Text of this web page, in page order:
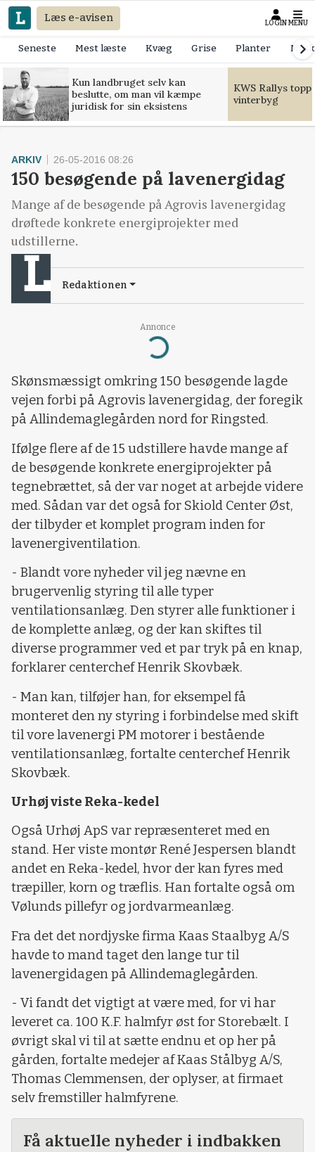
Læs e-avisen LOGIN MENU
Seneste Mest læste Kvæg Grise Planter
Kun landbruget selv kan
beslutte, om man vil kæmpe
juridisk for sin eksistens
KWS Rallys
vinterbyg
Annonce
Loading...
ARKIV 26-05-2016 08:26
150 besøgende på lavenergidag
Mange af de besøgende på Agrovis lavenergidag
drøftede konkrete energiprojekter med
udstillerne.
Redaktionen
Skønsmæssigt omkring 150 besøgende lagde
vejen forbi på Agrovis lavenergidag, der foregik
på Allindemaglegården nord for Ringsted.
Ifølge flere af de 15 udstillere havde mange af
de besøgende konkrete energiprojekter på
tegnebrættet, så der var noget at arbejde videre
med. Sådan var det også for Skiold Center Øst,
der tilbyder et komplet program inden for
lavenergiventilation.
- Blandt vore nyheder vil jeg nævne en
brugervenlig styring til alle typer
ventilationsanlæg. Den styrer alle funktioner i
de komplette anlæg, og der kan skiftes til
diverse programmer ved et par tryk på en knap,
forklarer centerchef Henrik Skovbæk.
- Man kan, tilføjer han, for eksempel få
monteret den ny styring i forbindelse med skift
til vore lavenergi PM motorer i bestående
ventilationsanlæg, fortalte centerchef Henrik
Skovbæk.
Urhøj viste Reka-kedel
Også Urhøj ApS var repræsenteret med en
stand. Her viste montør René Jespersen blandt
andet en Reka-kedel, hvor der kan fyres med
træpiller, korn og træflis. Han fortalte også om
Vølunds pillefyr og jordvarmeanlæg.
Fra det det nordjyske firma Kaas Staalbyg A/S
havde to mand taget den lange tur til
lavenergidagen på Allindemaglegården.
- Vi fandt det vigtigt at være med, for vi har
leveret ca. 100 K.F. halmfyr øst for Storebælt. I
øvrigt skal vi til at sætte endnu et op her på
gården, fortalte medejer af Kaas Stålbyg A/S,
Thomas Clemmensen, der oplyser, at firmaet
selv fremstiller halmfyrene.
Få aktuelle nyheder i indbakken